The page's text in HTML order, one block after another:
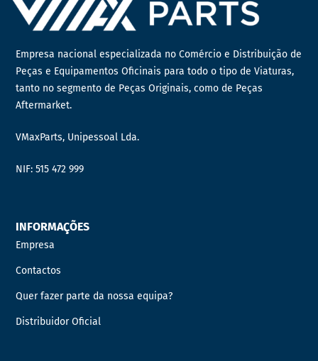
Empresa nacional especializada no Comércio e Distribuição de
Peças e Equipamentos Oficinais para todo o tipo de Viaturas,
tanto no segmento de Peças Originais, como de Peças
Aftermarket.
VMaxParts, Unipessoal Lda.
NIF: 515 472 999
INFORMAÇÕES
Empresa
Contactos
Quer fazer parte da nossa equipa?
Distribuidor Oficial